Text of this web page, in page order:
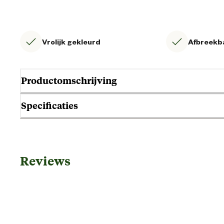
Vrolijk gekleurd
Productomschrijving
Specificaties
Geschikt voor diersoort
Reviews